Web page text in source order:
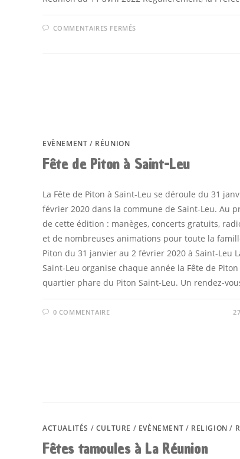
COMMENTAIRES FERMÉS
EVÈNEMENT / RÉUNION
Fête de Piton à Saint-Leu
La Fête de Piton à Saint-Leu se déroule du 31
février 2020 dans la commune de Saint-Leu. Au
de cette édition : manèges, concerts gratuits,
et de nombreuses animations pour toute la
Piton du 31 janvier au 2 février 2020 à Saint-Leu
Saint-Leu organise chaque année la Fête de
quartier phare du Piton Saint-Leu. Un rendez-
0 COMMENTAIRE
ACTUALITÉS / CULTURE / EVÈNEMENT / RELIGION /
Fêtes tamoules à La Réunion